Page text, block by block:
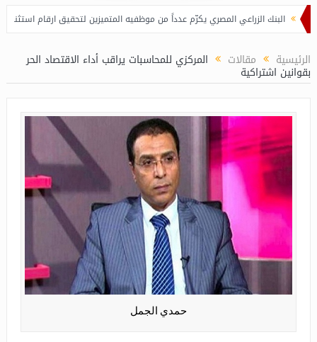
الزراعي المصري يكرّم عدداً من موظفيه المتميزين لتحقيق ارقام استثنائية في
الرئيسية مقالات المركزي للمحاسبات يراقب أداء الاقتصاد الحر
بقوانين اشتراكية
حمدي الجمل